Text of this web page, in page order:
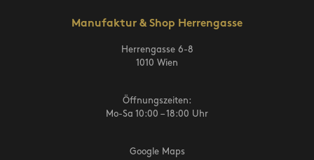
Manufaktur & Shop Herrengasse
Herrengasse 6-8
1010 Wien
Öffnungszeiten:
Mo-Sa 10:00 – 18:00 Uhr
Google Maps